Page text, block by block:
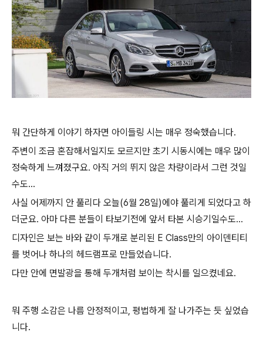
뭐 간단하게 이야기 하자면 아이들링 시는 매우 정숙했습니다.
주변이 조금 혼잡해서일지도 모르지만 초기 시동시에는 매우 많이
정숙하게 느껴졌구요. 아직 거의 뛰지 않은 차량이라서 그런 것일
수도...
사실 어제까지 안 풀리다 오늘(6월 28일)에야 풀리게 되었다고 하
더군요. 아마 다른 분들이 타보기전에 앞서 타본 시승기일수도...
디자인은 보는 바와 같이 두개로 분리된 E Class만의 아이덴티티
를 벗어나 하나의 헤드램프로 만들었습니다.
다만 안에 면발광을 통해 두개처럼 보이는 착시를 일으켰네요.
뭐 주행 소감은 나름 안정적이고, 평법하게 잘 나가주는 듯 싶었습
니다.